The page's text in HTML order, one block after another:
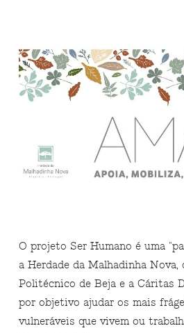
O projeto Ser Humano é uma
a Herdade da Malhadinha
Politécnico de Beja e a Cáritas
por objetivo ajudar os mais
vulneráveis que vivem ou